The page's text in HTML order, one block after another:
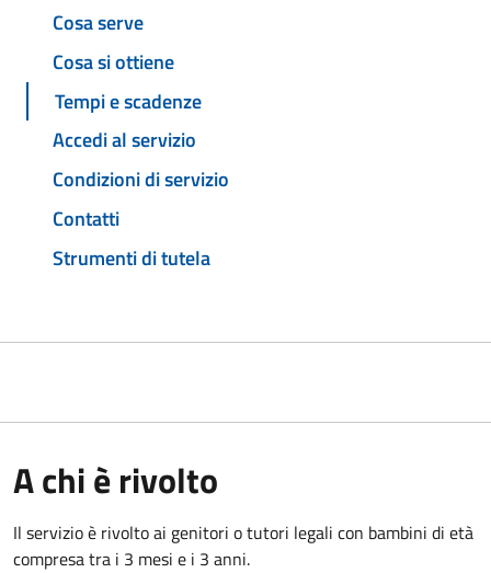
Cosa serve
Cosa si ottiene
Tempi e scadenze
Accedi al servizio
Condizioni di servizio
Contatti
Strumenti di tutela
A chi è rivolto
Il servizio è rivolto ai genitori o tutori legali con bambini di età
compresa tra i 3 mesi e i 3 anni.